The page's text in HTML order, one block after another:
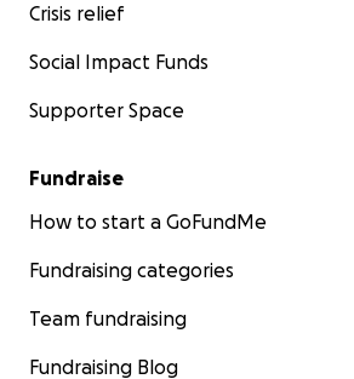
Crisis relief
Social Impact Funds
Supporter Space
Fundraise
How to start a GoFundMe
Fundraising categories
Team fundraising
Fundraising Blog